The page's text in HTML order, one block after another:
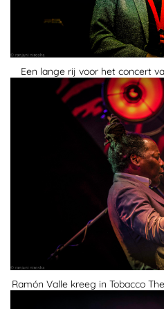
Een lange rij voor het concert
Ramón Valle kreeg in Tobacco